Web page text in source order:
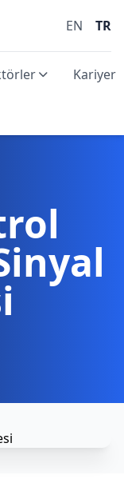
EN TR
Kariyer